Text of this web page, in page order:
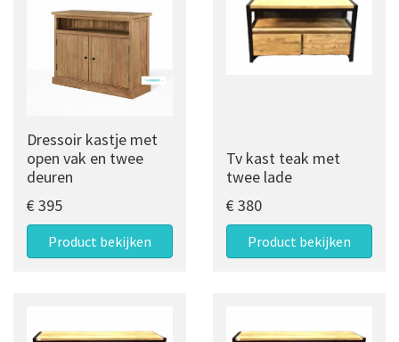
Dressoir kastje met
open vak en twee
deuren
€ 395
Product bekijken
Tv kast teak met
twee lade
€ 380
Product bekijken